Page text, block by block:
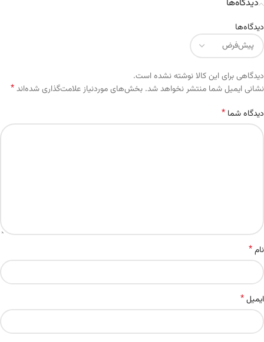
دیدگاه‌ها
دیدگاه‌ها
دیدگاهی برای این کالا نوشته نشده است.
نشانی ایمیل شما منتشر نخواهد شد. بخش‌های موردنیاز علامت‌گذاری شده‌اند*
دیدگاه شما *
نام*
ایمیل*
Alternative: